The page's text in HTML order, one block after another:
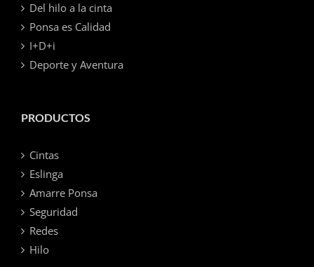
Del hilo a la cinta
Ponsa es Calidad
I+D+i
Deporte y Aventura
PRODUCTOS
Cintas
Eslinga
Amarre Ponsa
Seguridad
Redes
Hilo